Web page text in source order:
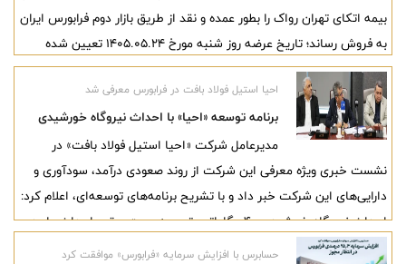
بیمه اتکای تهران رواک را بطور عمده و نقد از طریق بازار دوم فرابورس ایران
به فروش رساند؛ تاریخ عرضه روز شنبه مورخ 1405.05.24 تعیین شده
است.
احیا استیل فولاد بافت در فرابورس معرفی شد
برنامه توسعه «احیا» با احداث نیروگاه خورشیدی
مدیرعامل شرکت «احیا استیل فولاد بافت» در
نشست خبری ویژه معرفی این شرکت از روند صعودی درآمد، سودآوری و
دارایی‌های این شرکت خبر داد و با تشریح برنامه‌های توسعه‌ای، اعلام کرد:
احداث نیروگاه خورشیدی ۴۰ مگاواتی، توسعه پست برق و احداث واحد
بریکت گرم در دستور کار این مجموعه قرار دارد.
حسابرس با افزایش سرمایه «فرابورس» موافقت کرد